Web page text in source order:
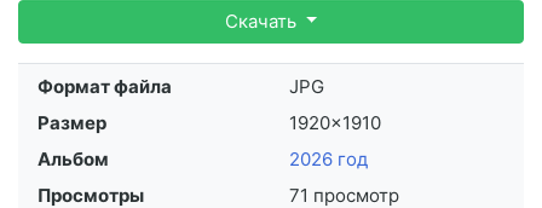
существующий номер награды. Ее был удостоен
уроженец села Михайловского Стефан Михайлович
Ковешников.
Скачать
Формат файла
JPG
Размер
1920×1910
Альбом
2026 год
Просмотры
71 просмотр